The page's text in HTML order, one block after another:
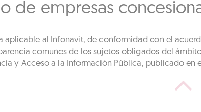
de empresas
aplicable al Infonavit, de conformidad con el
comunes de los sujetos obligados del
y Acceso a la Información Pública, publicado en